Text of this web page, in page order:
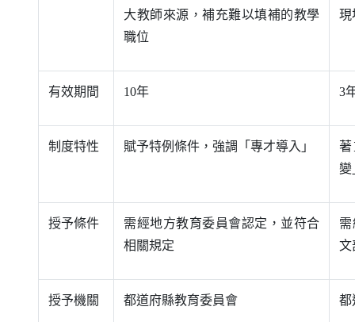
大教師來源，補充難以填補的教學
職位
現
有效期間 10年 3
制度特性 賦予特例條件，強調「專才導入」
變
授予條件
需經地方教育委員會認定，並符合
相關規定
文
授予機關 都道府縣教育委員會 都